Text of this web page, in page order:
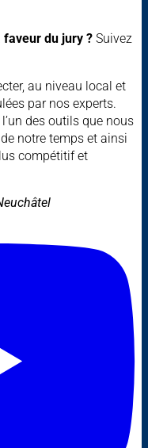
du jury ? Suivez
au niveau local et
par nos experts.
des outils que nous
notre temps et ainsi
compétitif et